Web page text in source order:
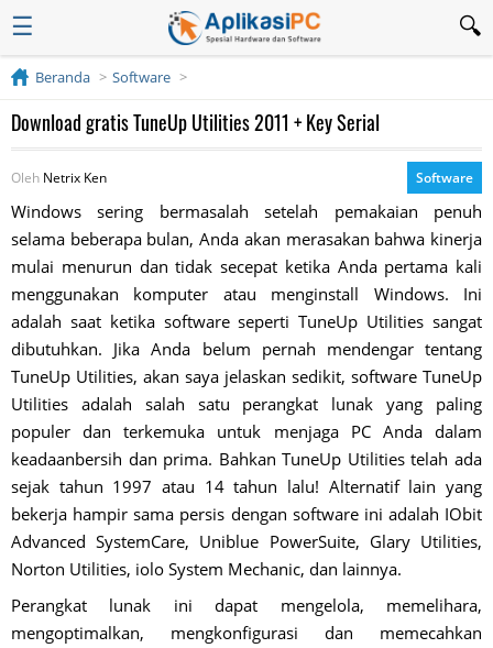
☰
Beranda Software
Download gratis TuneUp Utilities 2011 + Key Serial
Oleh Netrix Ken Software
Windows sering bermasalah setelah pemakaian penuh
selama beberapa bulan, Anda akan merasakan bahwa kinerja
mulai menurun dan tidak secepat ketika Anda pertama kali
menggunakan komputer atau menginstall Windows. Ini
adalah saat ketika software seperti TuneUp Utilities sangat
dibutuhkan. Jika Anda belum pernah mendengar tentang
TuneUp Utilities, akan saya jelaskan sedikit, software TuneUp
Utilities adalah salah satu perangkat lunak yang paling
populer dan terkemuka untuk menjaga PC Anda dalam
keadaanbersih dan prima. Bahkan TuneUp Utilities telah ada
sejak tahun 1997 atau 14 tahun lalu! Alternatif lain yang
bekerja hampir sama persis dengan software ini adalah IObit
Advanced SystemCare, Uniblue PowerSuite, Glary Utilities,
Norton Utilities, iolo System Mechanic, dan lainnya.
Perangkat lunak ini dapat mengelola, memelihara,
mengoptimalkan, mengkonfigurasi dan memecahkan